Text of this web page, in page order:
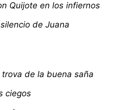
Quijote en los infiernos
silencio de Juana
trova de la buena saña
ciegos